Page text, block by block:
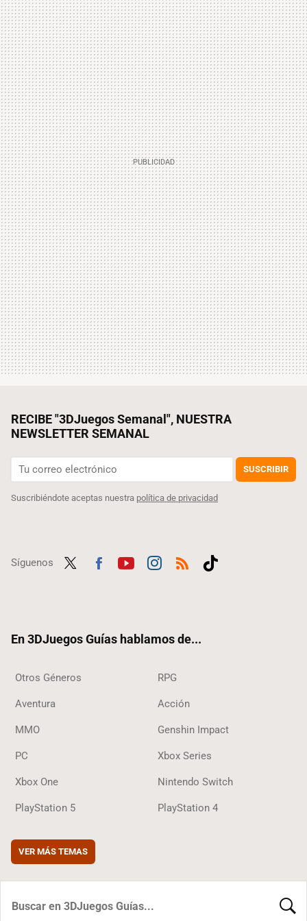
RECIBE "3DJuegos Semanal", NUESTRA
NEWSLETTER SEMANAL
SUSCRIBIR
Suscribiéndote aceptas nuestra política de privacidad
Síguenos
En 3DJuegos Guías hablamos de...
Otros Géneros RPG
Aventura Acción
MMO Genshin Impact
PC Xbox Series
Xbox One Nintendo Switch
PlayStation 5 PlayStation 4
VER MÁS TEMAS